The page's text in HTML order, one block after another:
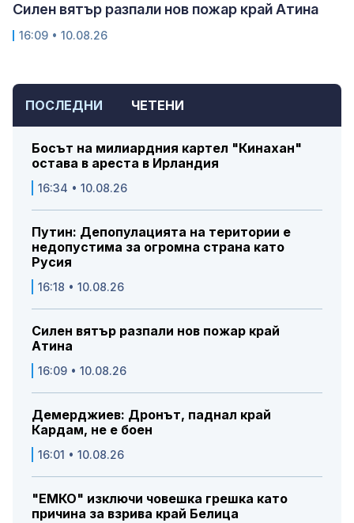
ПОСЛЕДНИ ЧЕТЕНИ
Босът на милиардния картел "Кинахан"
остава в ареста в Ирландия
16:34 • 10.08.26
Путин: Депопулацията на територии е
недопустима за огромна страна като
Русия
16:18 • 10.08.26
Силен вятър разпали нов пожар край
Атина
16:09 • 10.08.26
Демерджиев: Дронът, паднал край
Кардам, не е боен
16:01 • 10.08.26
"ЕМКО" изключи човешка грешка като
причина за взрива край Белица
Силен вятър разпали нов пожар край Атина
16:09 • 10.08.26